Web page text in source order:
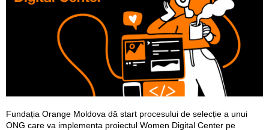
Fundația Orange Moldova dă start procesului de selecție a unui
ONG care va implementa proiectul Women Digital Center pe